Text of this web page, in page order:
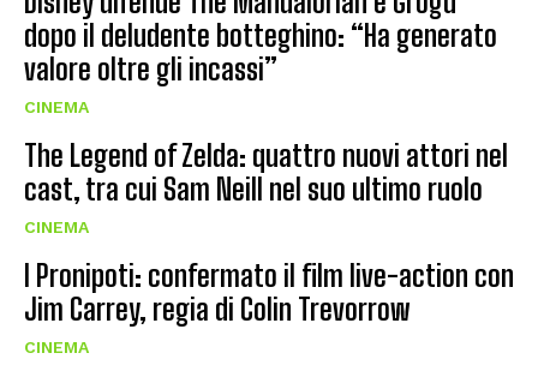
dopo il deludente botteghino: “Ha generato
valore oltre gli incassi”
CINEMA
The Legend of Zelda: quattro nuovi attori nel
cast, tra cui Sam Neill nel suo ultimo ruolo
CINEMA
I Pronipoti: confermato il film live-action con
Jim Carrey, regia di Colin Trevorrow
CINEMA